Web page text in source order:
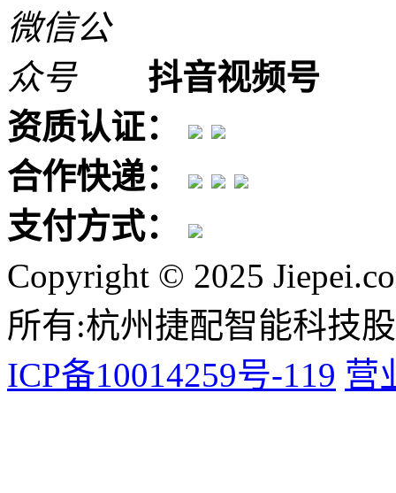
抖音视频号
资质认证：
合作快递：
支付方式：
Copyright © 2025
所有:杭州捷配智能科技
ICP备10014259号-119 营